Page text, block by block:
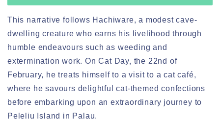
This narrative follows Hachiware, a modest cave-
dwelling creature who earns his livelihood through
humble endeavours such as weeding and
extermination work. On Cat Day, the 22nd of
February, he treats himself to a visit to a cat café,
where he savours delightful cat-themed confections
before embarking upon an extraordinary journey to
Peleliu Island in Palau.